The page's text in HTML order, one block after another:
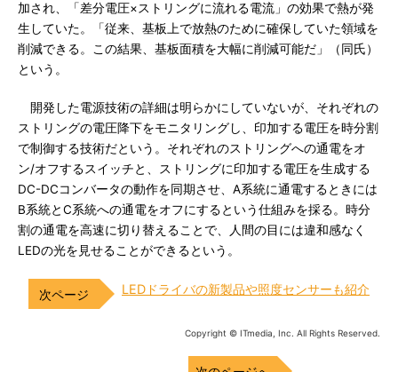
加され、「差分電圧×ストリングに流れる電流」の効果で熱が発
生していた。「従来、基板上で放熱のために確保していた領域を
削減できる。この結果、基板面積を大幅に削減可能だ」（同氏）
という。
開発した電源技術の詳細は明らかにしていないが、それぞれの
ストリングの電圧降下をモニタリングし、印加する電圧を時分割
で制御する技術だという。それぞれのストリングへの通電をオ
ン/オフするスイッチと、ストリングに印加する電圧を生成する
DC-DCコンバータの動作を同期させ、A系統に通電するときには
B系統とC系統への通電をオフにするという仕組みを採る。時分
割の通電を高速に切り替えることで、人間の目には違和感なく
LEDの光を見せることができるという。
LEDドライバの新製品や照度センサーも紹介
Copyright © ITmedia, Inc. All Rights Reserved.